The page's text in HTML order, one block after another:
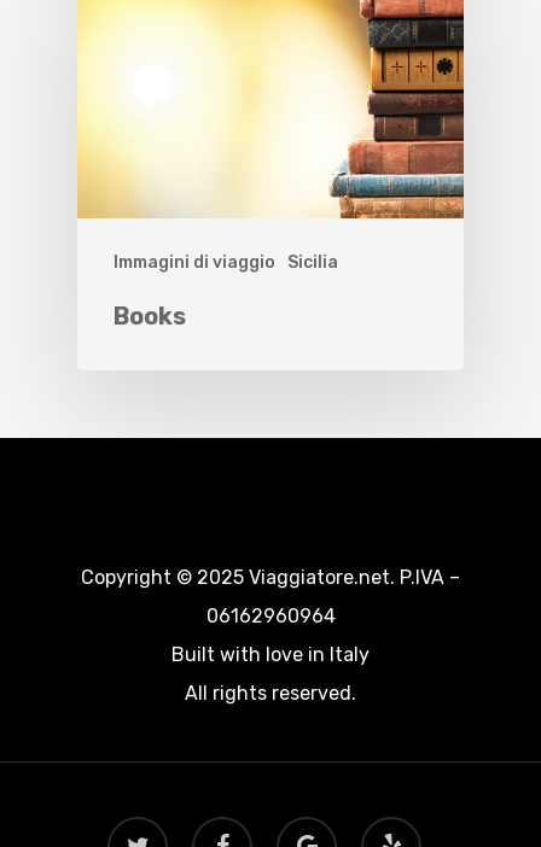
Immagini di viaggio Sicilia
Books
Copyright © 2025 Viaggiatore.net. P.IVA –
06162960964
Built with love in Italy
All rights reserved.
twitter facebook
google-
yelp